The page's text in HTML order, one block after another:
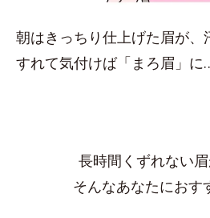
朝はきっちり仕上げた眉が、
すれて気付けば「まろ眉」
長時間くずれない眉
そんなあなたにおす